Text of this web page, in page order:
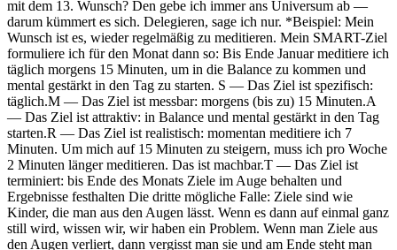
mit dem 13. Wunsch? Den gebe ich immer ans Universum ab —
darum kümmert es sich. Delegieren, sage ich nur. *Beispiel: Mein
Wunsch ist es, wieder regelmäßig zu meditieren. Mein SMART-Ziel
formuliere ich für den Monat dann so: Bis Ende Januar meditiere ich
täglich morgens 15 Minuten, um in die Balance zu kommen und
mental gestärkt in den Tag zu starten. S — Das Ziel ist spezifisch:
täglich.M — Das Ziel ist messbar: morgens (bis zu) 15 Minuten.A
— Das Ziel ist attraktiv: in Balance und mental gestärkt in den Tag
starten.R — Das Ziel ist realistisch: momentan meditiere ich 7
Minuten. Um mich auf 15 Minuten zu steigern, muss ich pro Woche
2 Minuten länger meditieren. Das ist machbar.T — Das Ziel ist
terminiert: bis Ende des Monats Ziele im Auge behalten und
Ergebnisse festhalten Die dritte mögliche Falle: Ziele sind wie
Kinder, die man aus den Augen lässt. Wenn es dann auf einmal ganz
still wird, wissen wir, wir haben ein Problem. Wenn man Ziele aus
den Augen verliert, dann vergisst man sie und am Ende steht man